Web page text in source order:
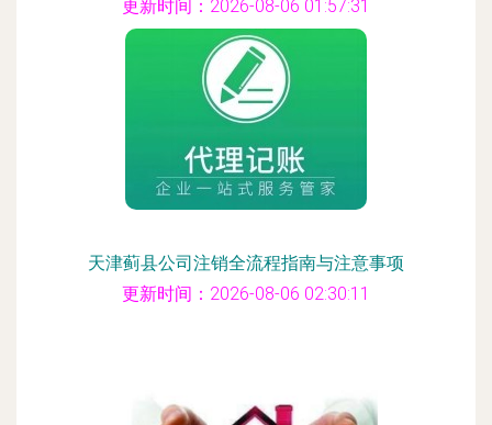
更新时间：2026-08-06 01:57:31
天津蓟县公司注销全流程指南与注意事项
更新时间：2026-08-06 02:30:11